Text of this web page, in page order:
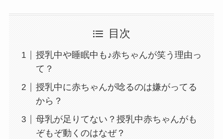
目次
授乳中や睡眠中も♪赤ちゃんが笑う理由っ
て？
授乳中に赤ちゃんが唸るのは嫌がってる
から？
母乳が足りてない？授乳中赤ちゃんがも
ぞもぞ動くのはなぜ？